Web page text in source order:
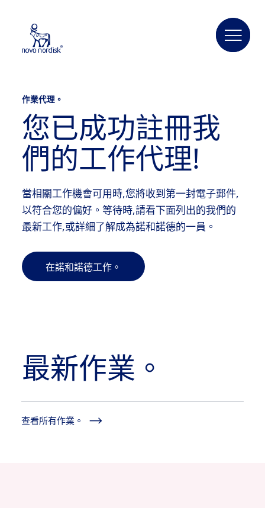
作業代理。
您已成功註冊我
們的工作代理!
當相關工作機會可用時,您將收到第一封電子郵件,
以符合您的偏好。等待時,請看下面列出的我們的
最新工作,或詳細了解成為諾和諾德的一員。
在諾和諾德工作。
最新作業。
查看所有作業。